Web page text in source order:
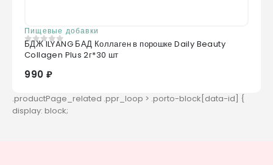
Пищевые добавки
0из 5
БДЖ ILYANG БАД Коллаген в порошке Daily Beauty
Collagen Plus 2г*30 шт
990 ₽